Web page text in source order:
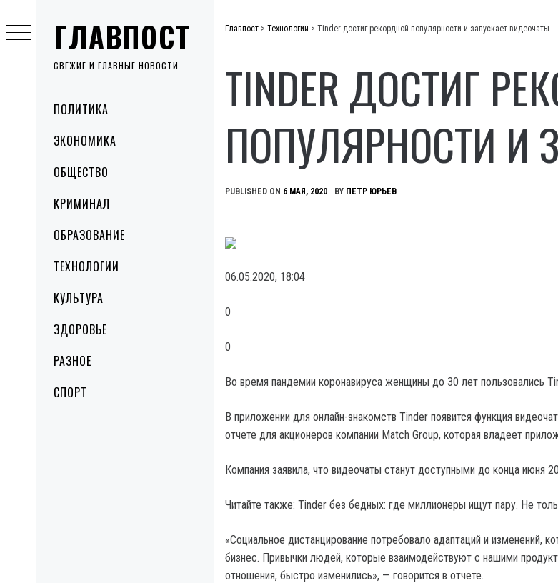
ГЛАВПОСТ
СВЕЖИЕ И ГЛАВНЫЕ НОВОСТИ
MenuПОЛИТИКА
ЭКОНОМИКА
ОБЩЕСТВО
КРИМИНАЛ
ОБРАЗОВАНИЕ
ТЕХНОЛОГИИ
КУЛЬТУРА
ЗДОРОВЬЕ
РАЗНОЕ
СПОРТ
to
content
Главпост > Технологии > Tinder достиг рекордной популярности и запускает видеочаты
TINDER ДОСТИГ
ПОПУЛЯРНОСТИ И
PUBLISHED ON 6 МАЯ, 2020 BY ПЕТР ЮРЬЕВ
06.05.2020, 18:04
0
0
Во время пандемии коронавируса женщины до 30 лет пользовались
В приложении для онлайн-знакомств Tinder появится функция
отчете для акционеров компании Match Group, которая владеет
Компания заявила, что видеочаты станут доступными до конца июня
Читайте также: Tinder без бедных: где миллионеры ищут пару. Не
«Социальное дистанцирование потребовало адаптаций и изменений,
бизнес. Привычки людей, которые взаимодействуют с нашими
отношения, быстро изменились», — говорится в отчете.